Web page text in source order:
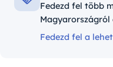
Fedezd fel több
Fedezd fel a